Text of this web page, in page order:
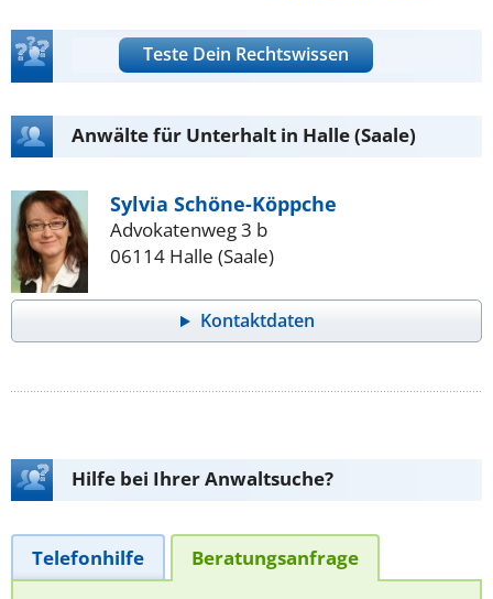
Teste Dein Rechtswissen
Anwälte für Unterhalt in Halle (Saale)
Sylvia Schöne-Köppche
Advokatenweg 3 b
06114 Halle (Saale)
Kontaktdaten
Hilfe bei Ihrer Anwaltsuche?
Telefonhilfe Beratungsanfrage